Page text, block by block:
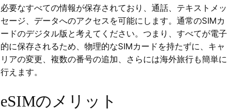
必要なすべての情報が保存されており、通話、テキストメッ
セージ、データへのアクセスを可能にします。通常のSIMカ
ードのデジタル版と考えてください。つまり、すべてが電子
的に保存されるため、物理的なSIMカードを持たずに、キャ
リアの変更、複数の番号の追加、さらには海外旅行も簡単に
行えます。
eSIMのメリット